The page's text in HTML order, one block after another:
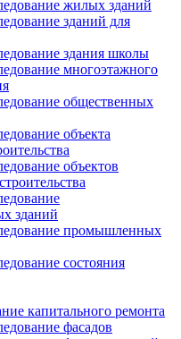
жилых зданий
зданий для
здания школы
многоэтажного
общественных
объекта
объектов
зданий
промышленных
состояния
капитального ремонта
фасадов